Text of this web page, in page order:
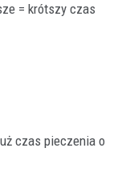
= krótszy czas
czas pieczenia o